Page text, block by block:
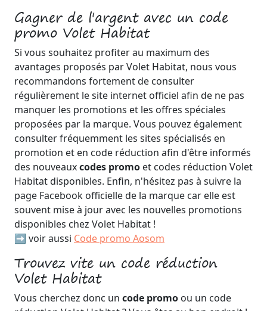
Gagner de l'argent avec un code
promo Volet Habitat
Si vous souhaitez profiter au maximum des
avantages proposés par Volet Habitat, nous vous
recommandons fortement de consulter
régulièrement le site internet officiel afin de ne pas
manquer les promotions et les offres spéciales
proposées par la marque. Vous pouvez également
consulter fréquemment les sites spécialisés en
promotion et en code réduction afin d'être informés
des nouveauxcodes promo et codes réduction Volet
Habitat disponibles. Enfin, n'hésitez pas à suivre la
page Facebook officielle de la marque car elle est
souvent mise à jour avec les nouvelles promotions
disponibles chez Volet Habitat !
➡️ voir aussi Code promo Aosom
Trouvez vite un code réduction
Volet Habitat
Vous cherchez donc un code promo ou un code